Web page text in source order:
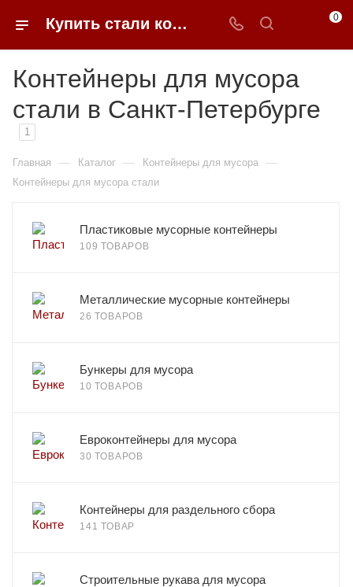
Купить стали контейнеры для мусора в Санкт-Петербурге недорого | 0FFER 0
Контейнеры для мусора
стали в Санкт-Петербурге
1
Главная — Каталог — Контейнеры для мусора —
Контейнеры для мусора стали
Пластиковые мусорные контейнеры
109 ТОВАРОВ
Металлические мусорные контейнеры
26 ТОВАРОВ
Бункеры для мусора
10 ТОВАРОВ
Евроконтейнеры для мусора
30 ТОВАРОВ
Контейнеры для раздельного сбора
141 ТОВАР
Строительные рукава для мусора